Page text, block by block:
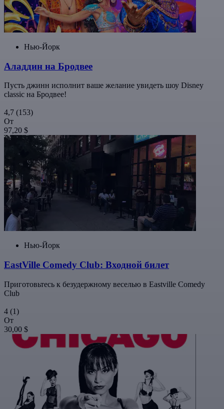
Нью-Йорк
Аладдин на Бродвее
Пусть джинн исполнит ваше желание увидеть шоу Disney
classic на Бродвее!
4,7 (153)
От
97,20 $
Нью-Йорк
EastVille Comedy Club: Входной билет
Приготовьтесь к безудержному веселью в Eastville Comedy
Club
4 (1)
От
30,00 $